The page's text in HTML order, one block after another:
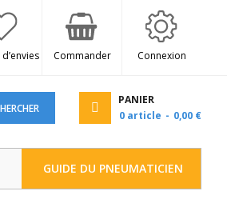
Commander Connexion
PANIER
0article 0,00 €
GUIDE DU PNEUMATICIEN